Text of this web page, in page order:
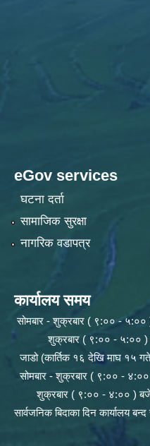
eGov services
घटना दर्ता
सामाजिक सुरक्षा
नागरिक वडापत्र
कार्यालय समय
सोमबार - शुक्रबार ( ९:०० -
शुक्रबार ( ९:०० - ५:०० )
जाडो (कार्तिक १६ देखि माघ १५
सोमबार - शुक्रबार ( ९:०० -
शुक्रबार ( ९:०० - ४:०० )
सार्वजनिक बिदाका दिन कार्यालय